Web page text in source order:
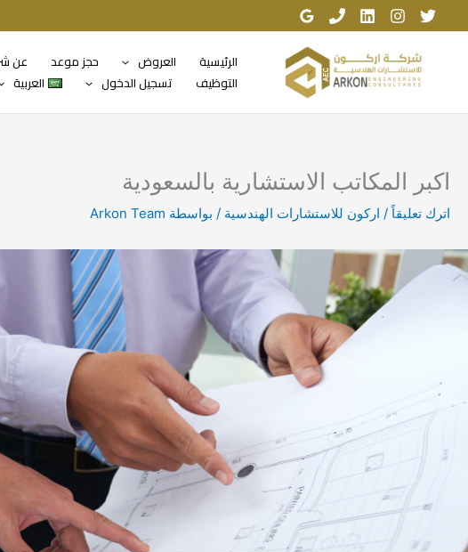
تخطي
إلى
الرئيسية العروض حجز موعد عن
التوظيف
تسجيل الدخول العربية
اكبر المكاتب الاستشارية بالسعودية
اترك تعليقاً / اركون للاستشارات الهندسية / بواسطة Arkon Team